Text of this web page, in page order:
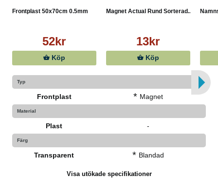
Frontplast 50x70cm 0.5mm
52kr
Köp
Magnet Actual Rund Sorterad...
13kr
Köp
Typ
Frontplast * Magnet
Material
Plast -
Färg
Transparent * Blandad
Visa utökade specifikationer